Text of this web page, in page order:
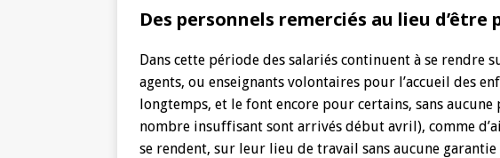
Des personnels remerciés au lieu d’être
Dans cette période des salariés continuent à se
agents, ou enseignants volontaires pour l’accueil des
longtemps, et le font encore pour certains, sans
nombre insuffisant sont arrivés début avril), comme
se rendent, sur leur lieu de travail sans aucune